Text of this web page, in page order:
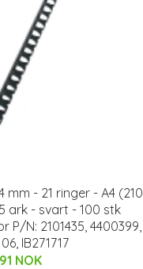
mm - 21 ringer - A4 (210
ark - svart - 100 stk
N: 2101435, 4400399,
IB271717
NOK